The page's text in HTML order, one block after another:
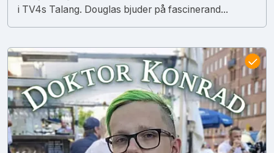
i TV4s Talang. Douglas bjuder på fascinerand...